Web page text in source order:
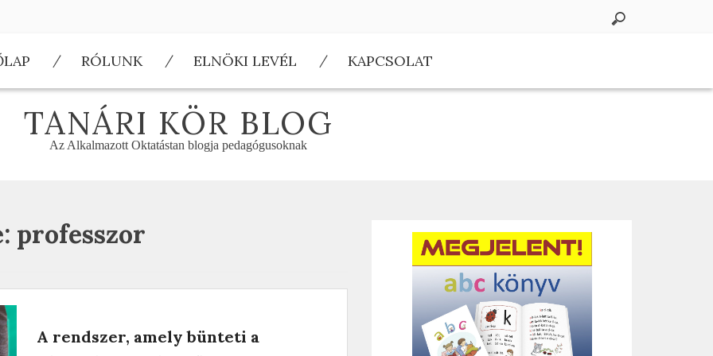
RÓLUNK ELNÖKI LEVÉL KAPCSOLAT
TANÁRI KÖR BLOG
Az Alkalmazott Oktatástan blogja pedagógusoknak
professzor
A rendszer, amely bünteti a